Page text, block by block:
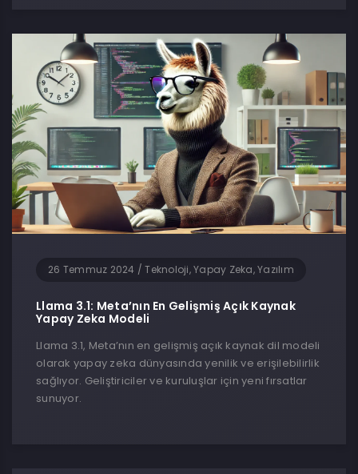
26 Temmuz 2024 /Teknoloji, Yapay Zeka, Yazılım
Llama 3.1: Meta’nın En Gelişmiş Açık Kaynak
Yapay Zeka Modeli
Llama 3.1, Meta’nın en gelişmiş açık kaynak dil modeli
olarak yapay zeka dünyasında yenilik ve erişilebilirlik
sağlıyor. Geliştiriciler ve kuruluşlar için yeni fırsatlar
sunuyor.